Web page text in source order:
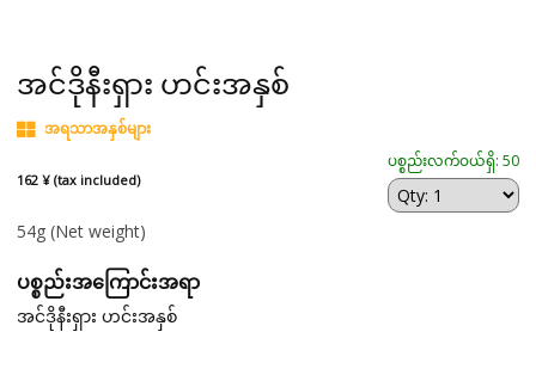
အင်ဒိုနီးရှား ဟင်းအနှစ်
အရသာအနှစ်များ
162 ¥ (tax included)
ပစ္စည်းလက်ဝယ်ရှိ: 50
54g (Net weight)
ပစ္စည်းအကြောင်းအရာ
အင်ဒိုနီးရှား ဟင်းအနှစ်